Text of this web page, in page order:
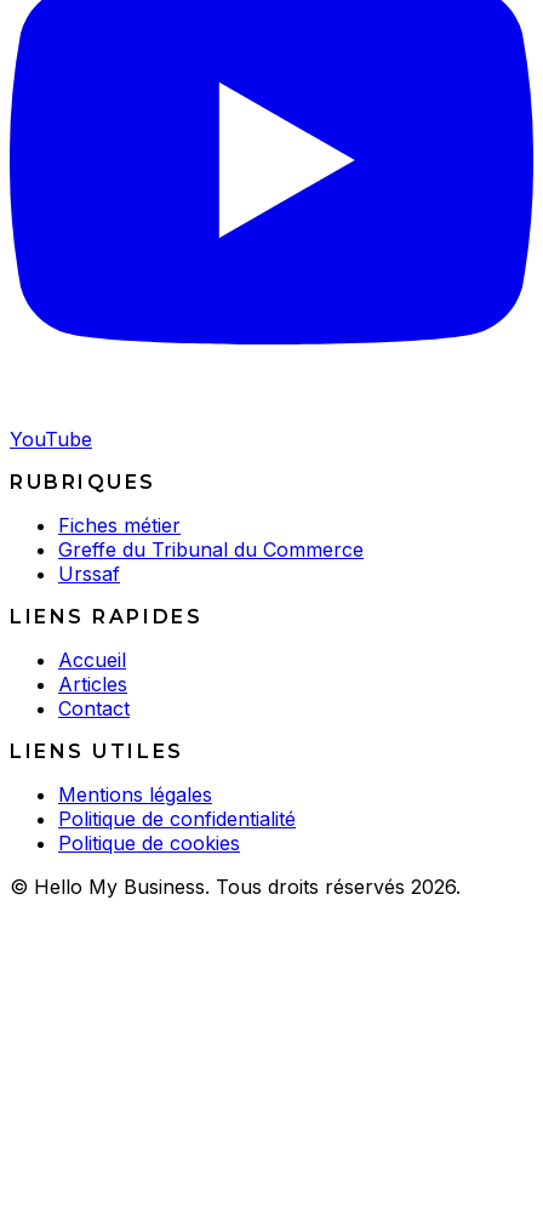
YouTube
RUBRIQUES
Fiches métier
Greffe du Tribunal du Commerce
Urssaf
LIENS RAPIDES
Accueil
Articles
Contact
LIENS UTILES
Mentions légales
Politique de confidentialité
Politique de cookies
© Hello My Business. Tous droits réservés 2026.